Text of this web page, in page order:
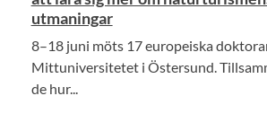
utmaningar
8–18 juni möts 17 europeiska
Mittuniversitetet i Östersund.
de hur...